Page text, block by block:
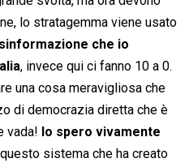
lo stratagemma viene usato
che io
, invece qui ci fanno 10 a 0.
una cosa meravigliosa che
di democrazia diretta che è
vada! Io spero vivamente
sistema che ha creato